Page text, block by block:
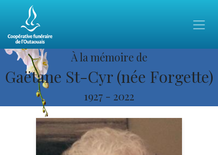
À la mémoire de
Gaëtane St-Cyr (née Forgette)
1927 - 2022